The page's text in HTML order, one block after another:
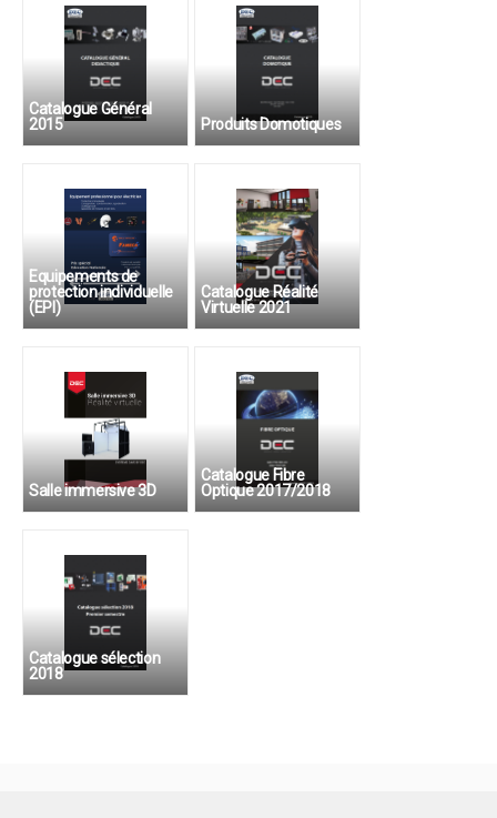
Catalogue Général
2015
Produits Domotiques
Maison domotique,
Equipements de
protection individuelle
(EPI)
Outillage pour électricien
Catalogue Réalité
Virtuelle 2021
Salle immersive 3D
Catalogue Fibre
Optique 2017/2018
Catalogue sélection
2018